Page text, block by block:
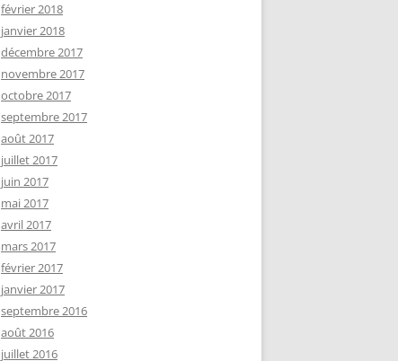
février 2018
janvier 2018
décembre 2017
novembre 2017
octobre 2017
septembre 2017
août 2017
juillet 2017
juin 2017
mai 2017
avril 2017
mars 2017
février 2017
janvier 2017
septembre 2016
août 2016
juillet 2016